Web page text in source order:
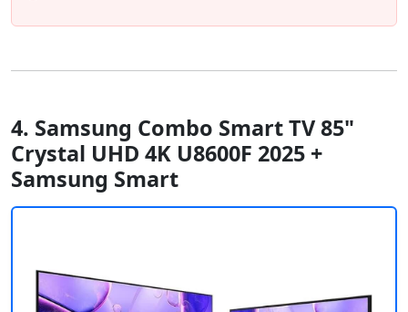
4. Samsung Combo Smart TV 85"
Crystal UHD 4K U8600F 2025 +
Samsung Smart